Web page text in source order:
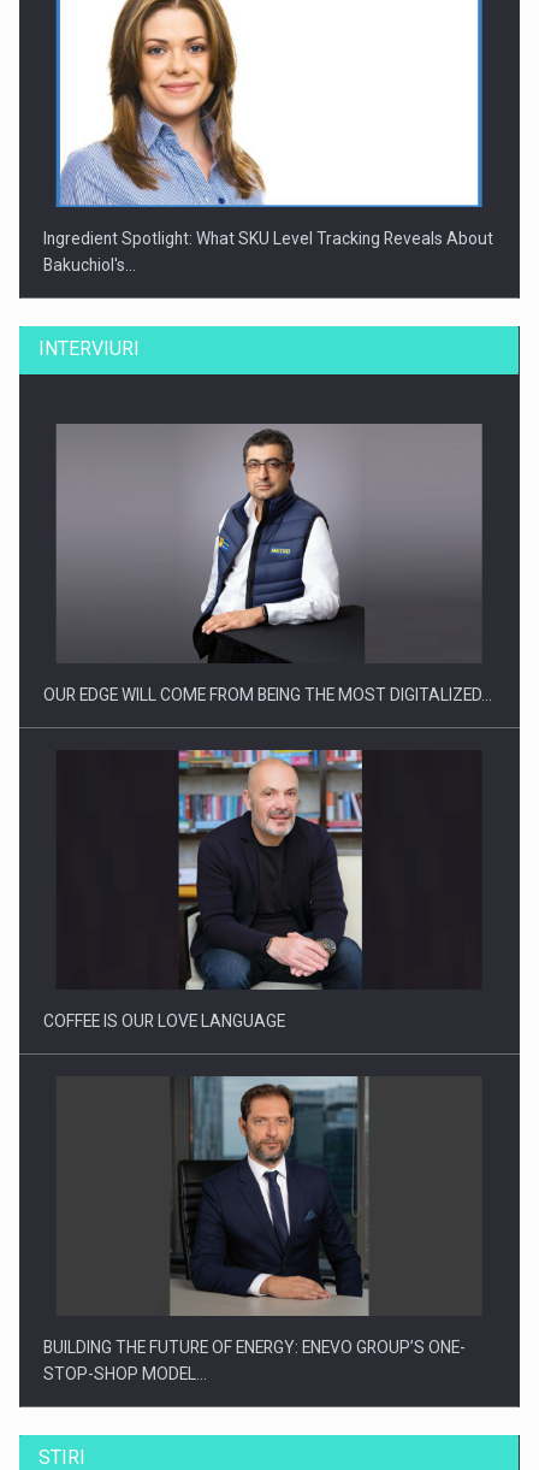
Ingredient Spotlight: What SKU Level Tracking Reveals About
Bakuchiol's…
Producatorii si comerciantii care nu se supun noilor
Proteinmaxxing and the Future of Protein Demand
INTERVIURI
OUR EDGE WILL COME FROM BEING THE MOST DIGITALIZED…
COFFEE IS OUR LOVE LANGUAGE
BUILDING THE FUTURE OF ENERGY: ENEVO GROUP’S ONE-
STOP-SHOP MODEL…
STIRI